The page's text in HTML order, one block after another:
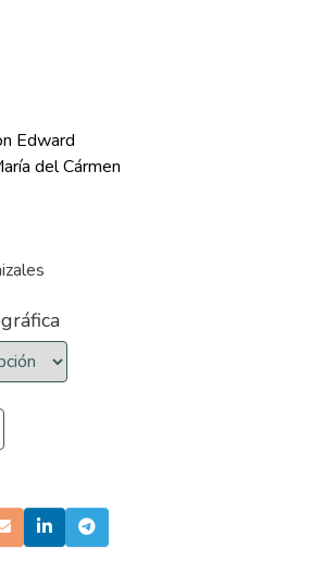
Edward
del Cármen